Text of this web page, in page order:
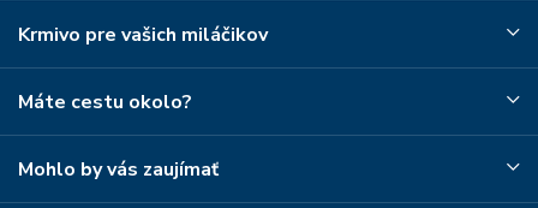
Krmivo pre vašich miláčikov
Máte cestu okolo?
Mohlo by vás zaujímať